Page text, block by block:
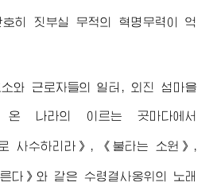
히 짓부실 무적의 혁명무력이 억
와 근로자들의 일터, 외진 섬마을
나라의 이르는 곳마다에서
사수하리라》, 《불타는 소원》,
다》와 같은 수령결사옹위의 노래